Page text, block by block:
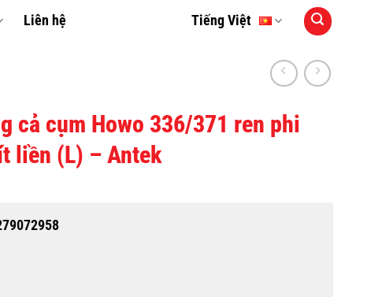
Liên hệ Tiếng Việt
cả cụm Howo 336/371 ren phi
liền (L) – Antek